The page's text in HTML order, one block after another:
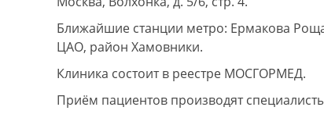
Ближайшие станции метро: Ермакова
ЦАО, район Хамовники.
Клиника состоит в реестре МОСГОРМЕД.
Приём пациентов производят